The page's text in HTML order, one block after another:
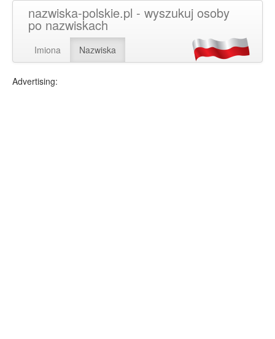
nazwiska-polskie.pl - wyszukuj osoby
po nazwiskach
Imiona Nazwiska
Advertising: